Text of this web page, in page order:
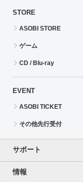
STORE
ASOBI STORE
ゲーム
CD / Blu-ray
EVENT
ASOBI TICKET
その他先行受付
サポート
よくあるご質問（FAQ）
情報